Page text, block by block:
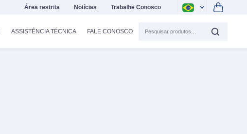
Área restrita Notícias Trabalhe Conosco
ASSISTÊNCIA TÉCNICA FALE CONOSCO